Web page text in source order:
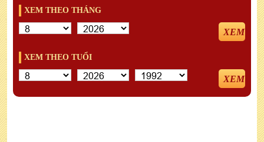
XEM THEO THÁNG
XEM
XEM THEO TUỔI
XEM